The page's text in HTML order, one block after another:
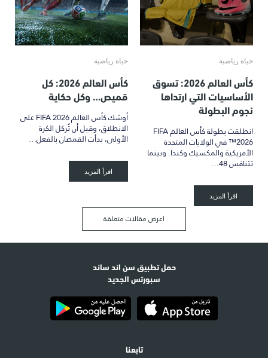
حياة رياضية
كأس العالم 2026: تسوق
الأساسيات التي ارتداها
نجوم البطولة
انطلقت بطولة كأس العالم FIFA
2026™ في الولايات المتحدة
الأمريكية والمكسيك وكندا. وبينما
تتنافس 48…
اقرأ المزيد
حياة رياضية
كأس العالم 2026: كل
قميص… وكل حكاية
أوشك كأس العالم FIFA 2026 على
الانطلاق، وقبل أن تُركل الكرة
الأولى، بدأت القمصان بالفعل…
اقرأ المزيد
اعرض مقالات متعلقة
حمل تطبيق سن اند ساند
سبورتس الجديد
تابعنا